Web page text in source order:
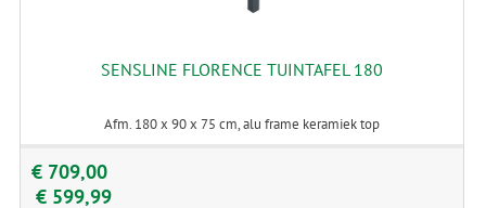
SENSLINE FLORENCE TUINTAFEL 180
Afm. 180 x 90 x 75 cm, alu frame keramiek top
€ 709,00
€ 599,99